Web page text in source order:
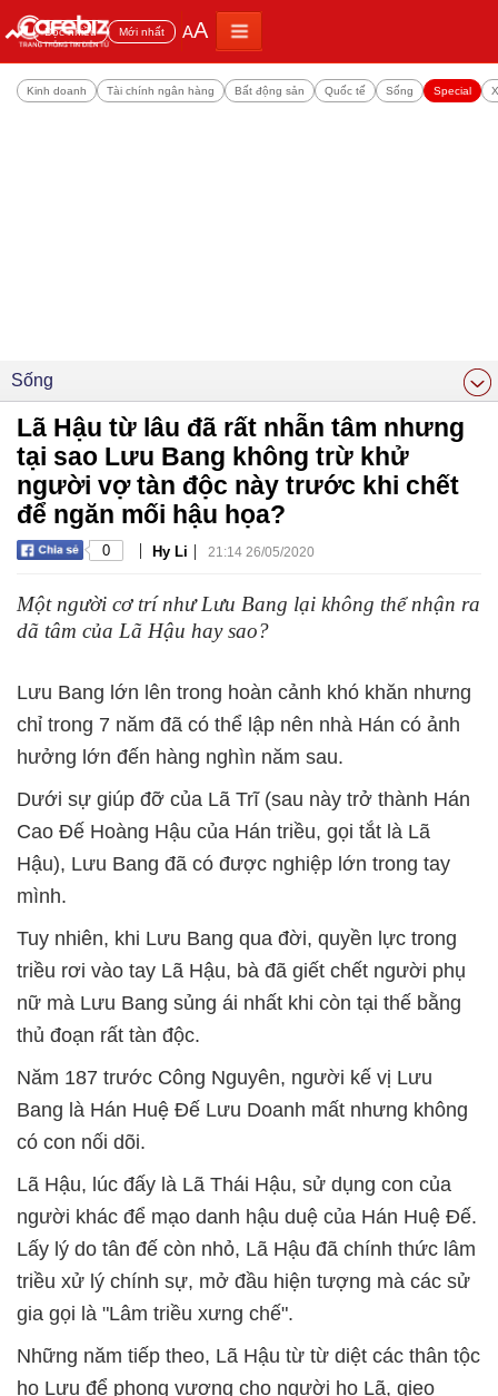
Đọc nhiều Mới nhất AA
Kinh doanh Tài chính ngân hàng Bất động sản Quốc tế Sống Special
Sống
Lã Hậu từ lâu đã rất nhẫn tâm nhưng
tại sao Lưu Bang không trừ khử
người vợ tàn độc này trước khi chết
để ngăn mối hậu họa?
0 | Hy Li | 21:14 26/05/2020
Một người cơ trí như Lưu Bang lại không thể nhận ra
dã tâm của Lã Hậu hay sao?
Lưu Bang lớn lên trong hoàn cảnh khó khăn nhưng
chỉ trong 7 năm đã có thể lập nên nhà Hán có ảnh
hưởng lớn đến hàng nghìn năm sau.
Dưới sự giúp đỡ của Lã Trĩ (sau này trở thành Hán
Cao Đế Hoàng Hậu của Hán triều, gọi tắt là Lã
Hậu), Lưu Bang đã có được nghiệp lớn trong tay
mình.
Tuy nhiên, khi Lưu Bang qua đời, quyền lực trong
triều rơi vào tay Lã Hậu, bà đã giết chết người phụ
nữ mà Lưu Bang sủng ái nhất khi còn tại thế bằng
thủ đoạn rất tàn độc.
Năm 187 trước Công Nguyên, người kế vị Lưu
Bang là Hán Huệ Đế Lưu Doanh mất nhưng không
có con nối dõi.
Lã Hậu, lúc đấy là Lã Thái Hậu, sử dụng con của
người khác để mạo danh hậu duệ của Hán Huệ Đế.
Lấy lý do tân đế còn nhỏ, Lã Hậu đã chính thức lâm
triều xử lý chính sự, mở đầu hiện tượng mà các sử
gia gọi là "Lâm triều xưng chế".
Những năm tiếp theo, Lã Hậu từ từ diệt các thân tộc
họ Lưu để phong vương cho người họ Lã, gieo